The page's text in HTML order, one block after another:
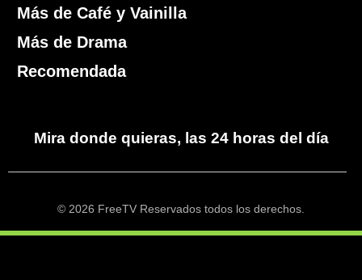
Más de Café y Vainilla
Más de Drama
Recomendada
Mira donde quieras, las 24 horas del día
© 2026 FreeTV Reservados todos los derechos.